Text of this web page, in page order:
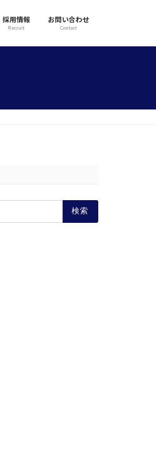
採用情報
Recruit
お問い合わせ
Contact